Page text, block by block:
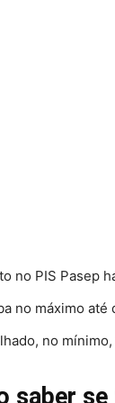
no PIS Pasep
no máximo
no
saber